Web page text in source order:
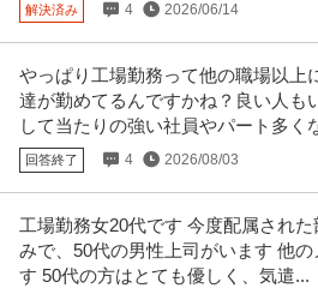
こ
解決済み 4 2026/06/14
やっぱり工場勤務って他の職場以上
達が勤めてるんですかね？良い人も
して当たりの強い社員やパート多く
回答終了 4 2026/08/03
工場勤務女20代です 今度配属され
みで、50代の男性上司がいます 他
す 50代の方はとても優しく、気遣...